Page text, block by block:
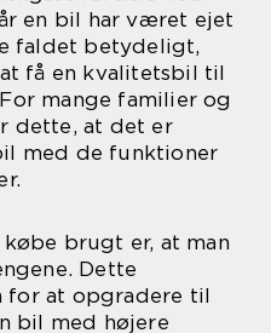
en bil har været ejet
faldet betydeligt,
få en kvalitetsbil til
mange familier og
dette, at det er
med de funktioner
brugt er, at man
Dette
at opgradere til
bil med højere